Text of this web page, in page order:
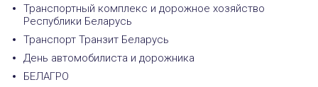
Транспортный комплекс и дорожное хозяйство
Республики Беларусь
Транспорт Транзит Беларусь
День автомобилиста и дорожника
БЕЛАГРО